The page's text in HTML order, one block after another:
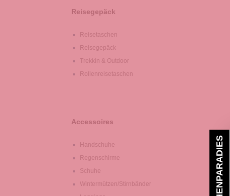
Reisegepäck
Reisetaschen
Reisegepäck
Trekkin & Outdoor
Rollenreisetaschen
Accessoires
Handschuhe
Regenschirme
Schuhe
Wintermützen/Stirnbänder